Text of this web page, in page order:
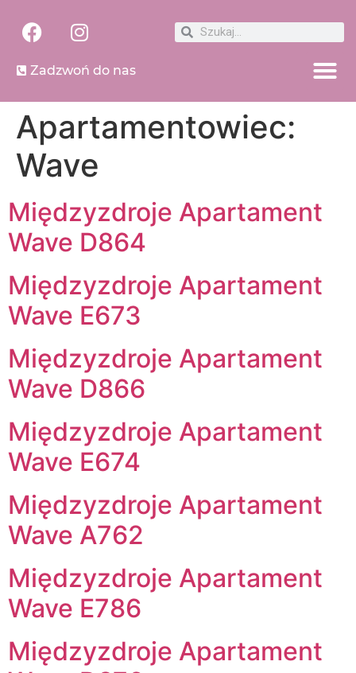
Zadzwoń do nas
Apartamentowiec:
Wave
Międzyzdroje Apartament
Wave D864
Międzyzdroje Apartament
Wave E673
Międzyzdroje Apartament
Wave D866
Międzyzdroje Apartament
Wave E674
Międzyzdroje Apartament
Wave A762
Międzyzdroje Apartament
Wave E786
Międzyzdroje Apartament